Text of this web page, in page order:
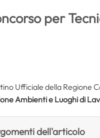
per
Ufficiale della Regione
Ambienti e Luoghi di
dell'articolo